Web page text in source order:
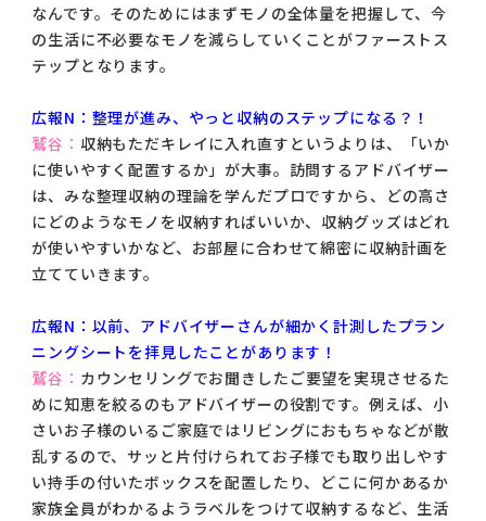
なんです。そのためにはまずモノの全体量を把握して、今
の生活に不必要なモノを減らしていくことがファーストス
テップとなります。
広報N：整理が進み、やっと収納のステップになる？！
鷲谷： 収納もただキレイに入れ直すというよりは、「いか
に使いやすく配置するか」が大事。訪問するアドバイザー
は、みな整理収納の理論を学んだプロですから、どの高さ
にどのようなモノを収納すればいいか、収納グッズはどれ
が使いやすいかなど、お部屋に合わせて綿密に収納計画を
立てていきます。
広報N：以前、アドバイザーさんが細かく計測したプラン
ニングシートを拝見したことがあります！
鷲谷： カウンセリングでお聞きしたご要望を実現させるた
めに知恵を絞るのもアドバイザーの役割です。例えば、小
さいお子様のいるご家庭ではリビングにおもちゃなどが散
乱するので、サッと片付けられてお子様でも取り出しやす
い持手の付いたボックスを配置したり、どこに何かあるか
家族全員がわかるようラベルをつけて収納するなど、生活